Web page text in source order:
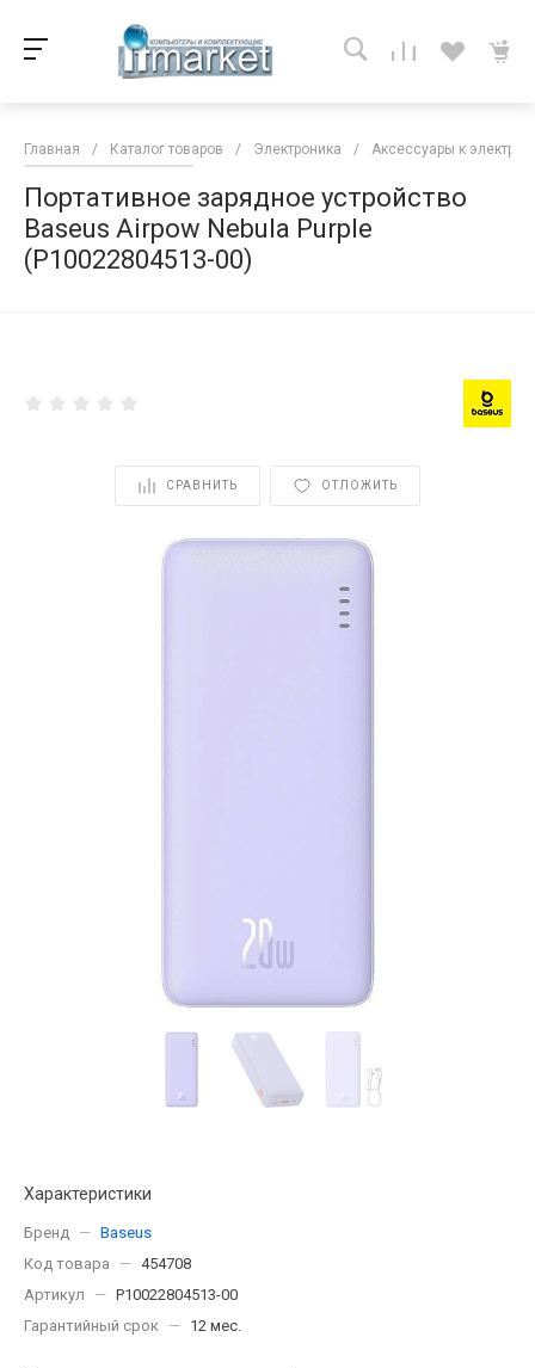
Главная / Каталог товаров / Электроника / Аксессуары к
Портативное зарядное устройство
Baseus Airpow Nebula Purple
(P10022804513-00)
СРАВНИТЬ ОТЛОЖИТЬ
Характеристики
Бренд — Baseus
Код товара
— 454708
Артикул
— P10022804513-00
Гарантийный срок
— 12 мес.